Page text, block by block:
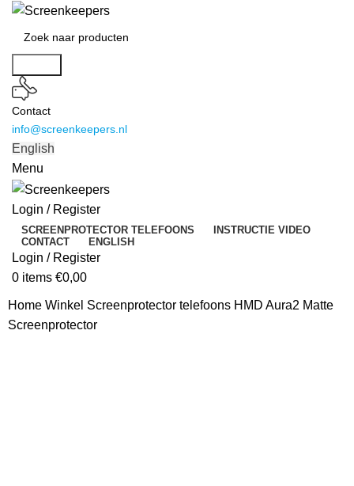
Contact
info@screenkeepers.nl
English
Menu
Login / Register
SCREENPROTECTOR TELEFOONS
INSTRUCTIE VIDEO
CONTACT
ENGLISH
Login / Register
0 items €0,00
HomeWinkel Screenprotector telefoons HMD Aura2 Matte
Screenprotector